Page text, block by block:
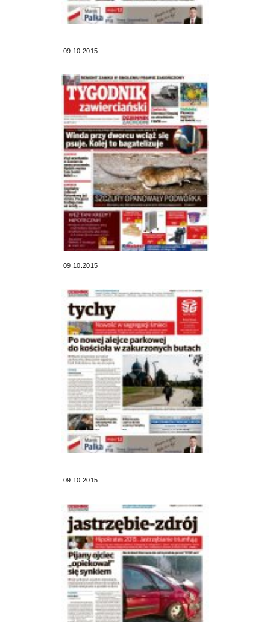
09.10.2015
09.10.2015
09.10.2015